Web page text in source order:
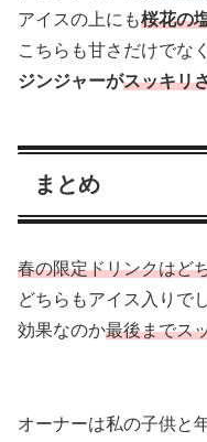
アイスの上にも桜花の
こちらも甘さだけでなく
ジンジャーがスッキリ
まとめ
春の限定ドリンクはど
どちらもアイス入りで
効果なのか最後までス
オーナーは私の子供と